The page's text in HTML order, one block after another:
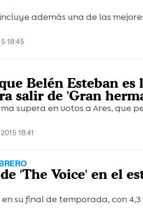
además una de las
18:45
Belén Esteban es
salir de 'Gran
supera en votos a Ares, que
18:41
'The Voice' en el
su final de temporada, con 4,3